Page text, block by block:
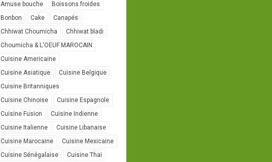
Amuse bouche
Boissons froides
Bonbon
Cake
Canapés
Chhiwat Choumicha
Chhiwat bladi
Choumicha & L'OEUF MAROCAIN
Cuisine Americaine
Cuisine Asiatique
Cuisine Belgique
Cuisine Britanniques
Cuisine Chinoise
Cuisine Espagnole
Cuisine Fusion
Cuisine Indienne
Cuisine Italienne
Cuisine Libanaise
Cuisine Marocaine
Cuisine Mexicaine
Cuisine Sénégalaise
Cuisine Thai